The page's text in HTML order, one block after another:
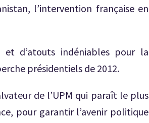
l’intervention française en
et d’atouts indéniables pour la
présidentiels de 2012.
de l’UPM qui paraît le plus
pour garantir l’avenir politique